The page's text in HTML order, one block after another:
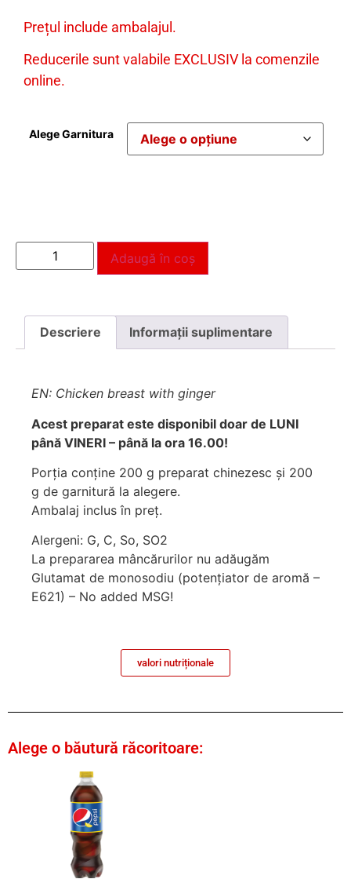
Prețul include ambalajul.
Reducerile sunt valabile EXCLUSIV la comenzile
online.
Alege Garnitura
Adaugă în coș
Descriere Informații suplimentare
EN: Chicken breast with ginger
Acest preparat este disponibil doar de LUNI
până VINERI – până la ora 16.00!
Porţia conţine 200 g preparat chinezesc și 200
g de garnitură la alegere.
Ambalaj inclus în preț.
Alergeni: G, C, So, SO2
La prepararea mâncărurilor nu adăugăm
Glutamat de monosodiu (potenţiator de aromă –
E621) – No added MSG!
valori nutriționale
Alege o băutură răcoritoare: